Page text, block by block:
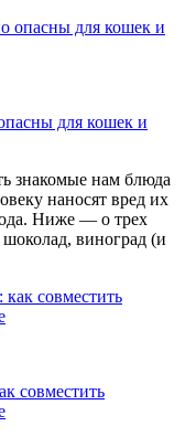
для кошек и
знакомые нам блюда
наносят вред их
Ниже — о трех
виноград (и
совместить